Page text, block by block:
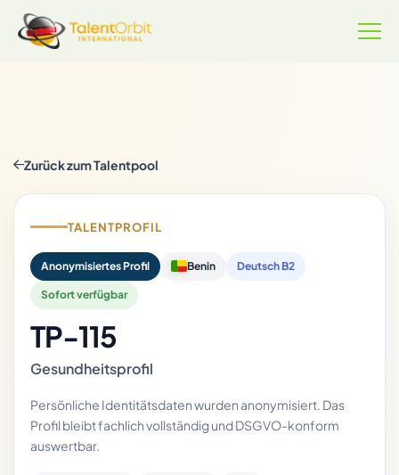
Zurück zum Talentpool
TALENTPROFIL
Anonymisiertes Profil Benin Deutsch B2
Sofort verfügbar
TP-115
Gesundheitsprofil
Persönliche Identitätsdaten wurden anonymisiert. Das
Profil bleibt fachlich vollständig und DSGVO-konform
auswertbar.